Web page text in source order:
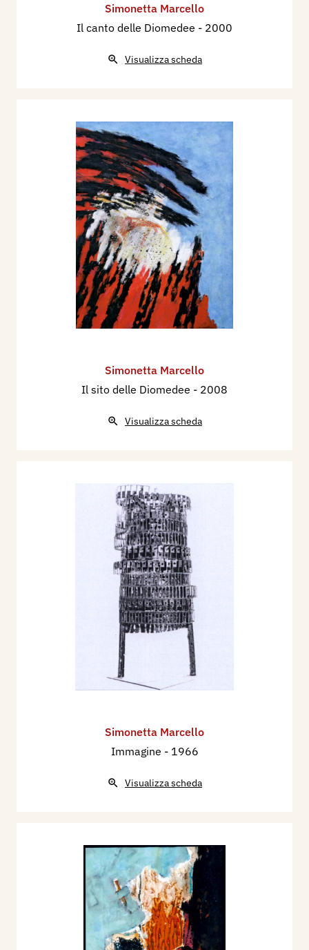
Simonetta Marcello
Il canto delle Diomedee - 2000
Visualizza scheda
Simonetta Marcello
Il sito delle Diomedee - 2008
Visualizza scheda
Simonetta Marcello
Immagine - 1966
Visualizza scheda